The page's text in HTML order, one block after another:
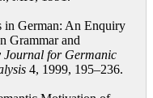
in German: An Enquiry
Grammar and
Journal for Germanic
4, 1999, 195–236.